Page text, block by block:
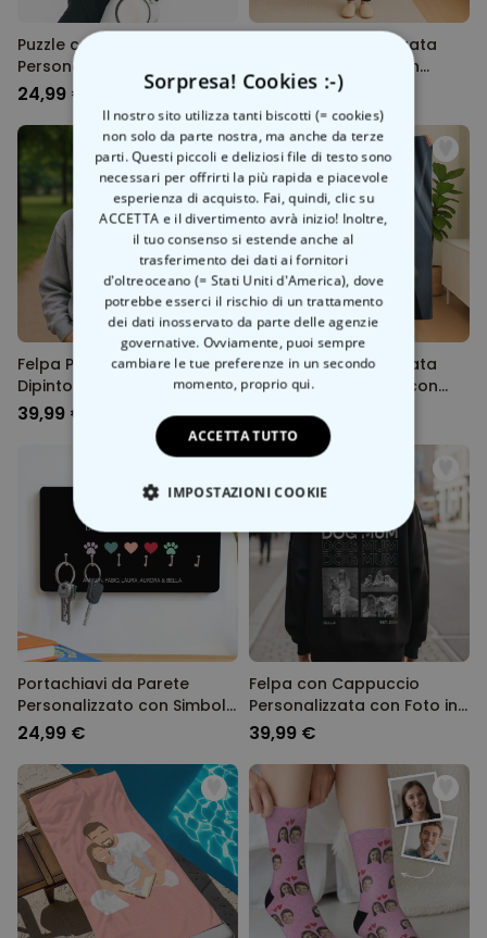
Puzzle con Foto
Personalizzato con Testo
24,99 €
Coperta Personalizzata
Bootleg Natalizia con
Animale domestico
39,99 €
Felpa Personalizzata in stile
Dipinto
39,99 €
Coperta Personalizzata
Animale domestico con
39,99 €
Portachiavi da Parete
Personalizzato con Simboli
e Nomi
24,99 €
Felpa con Cappuccio
Personalizzata con Foto in
bianco e nero e Testo
39,99 €
Sorpresa! Cookies :-)
Il nostro sito utilizza tanti biscotti (= cookies)
non solo da parte nostra, ma anche da terze
parti. Questi piccoli e deliziosi file di testo sono
necessari per offrirti la più rapida e piacevole
esperienza di acquisto. Fai, quindi, clic su
ACCETTA e il divertimento avrà inizio! Inoltre,
il tuo consenso si estende anche al
trasferimento dei dati ai fornitori
d'oltreoceano (= Stati Uniti d'America), dove
potrebbe esserci il rischio di un trattamento
dei dati inosservato da parte delle agenzie
governative. Ovviamente, puoi sempre
cambiare le tue preferenze in un secondo
momento, proprio qui.
ACCETTA TUTTO
IMPOSTAZIONI COOKIE
STRETTAMENTE NECESSARIO
PRESTAZIONI
NON CLASSIFICATO